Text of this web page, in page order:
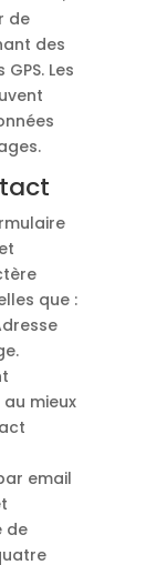
de
des
Les
que :
mieux
email
de